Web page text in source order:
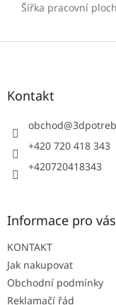
Šířka pracovní
Z
Kontakt
obchod@
+420 720 418 343
+420720418343
Informace pro vás
KONTAKT
Jak nakupovat
Obchodní podmínky
Reklamačí řád